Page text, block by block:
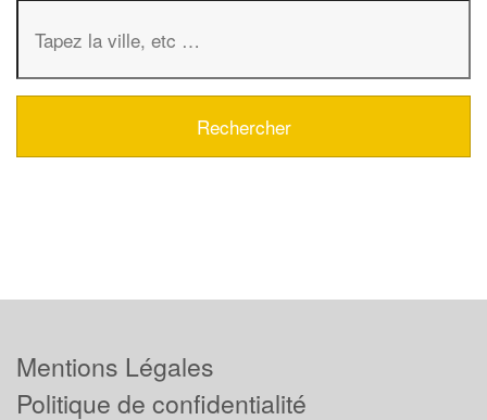
Mentions Légales
Politique de confidentialité